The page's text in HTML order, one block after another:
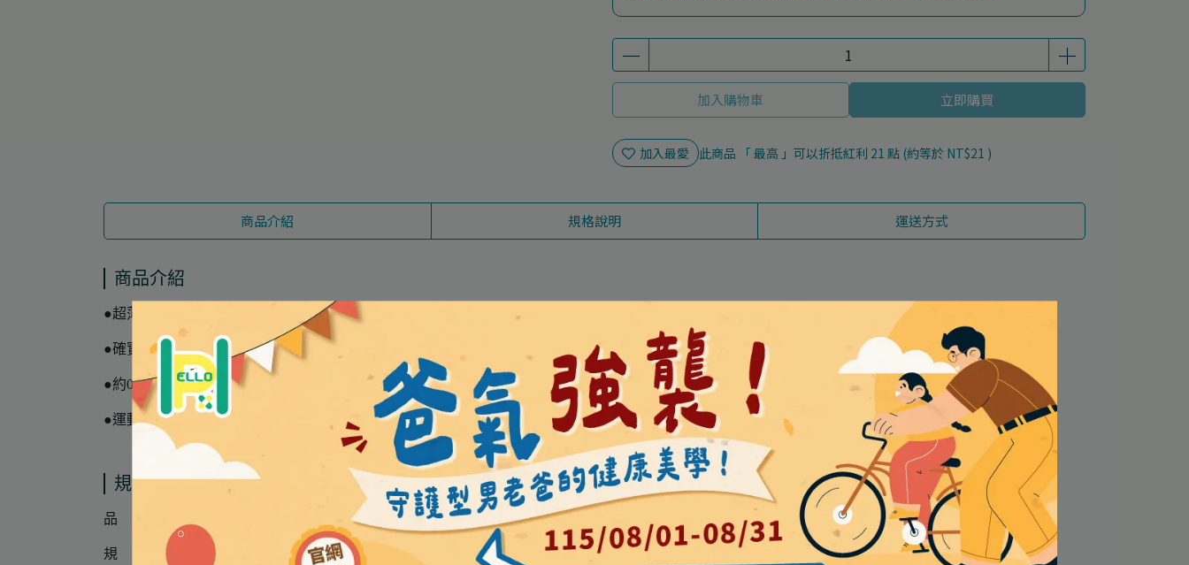
加入購物車 立即購買
加入最愛 此商品 「 最高 」可以折抵紅利 21 點 (約等於 NT$21 )
商品介紹 規格說明 運送方式
商品介紹
●超薄彈性料材料及4枝樹脂骨幹組成
●確實保護腰部，不易晃動
●約0.6mm之超薄
●運動時自由彎曲延伸活動自如
規格說明
品 名 │ 撒隆巴斯 腰部護具 (未滅菌)
規 格 │ 一入